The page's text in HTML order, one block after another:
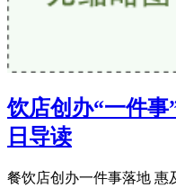
饮店创办“一件事
日导读
餐饮店创办一件事落地 惠